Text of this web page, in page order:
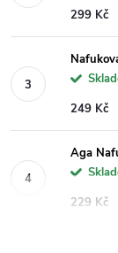
299 Kč
249 Kč
Aga
229 Kč